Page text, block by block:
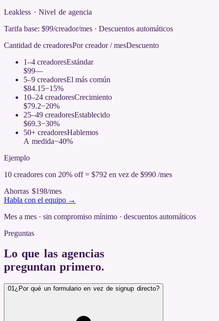
Leakless · Nivel de agencia
Tarifa base: $99/creador/mes · Descuentos automáticos
Cantidad de creadoresPor creador / mesDescuento
1–4 creadoresEstándar
$99—
5–9 creadoresEl más común
$84.15−15%
10–24 creadoresCrecimiento
$79.2−20%
25–49 creadoresEstablecido
$69.3−30%
50+ creadoresHablemos
A medida−40%
Ejemplo
10 creadores con 20% off = $792 en vez de $990 /mes
Ahorras $198/mes
Habla con el equipo →
Mes a mes · sin compromiso mínimo · descuentos automáticos
Preguntas
Lo que las agencias
preguntan primero.
01¿Por qué un formulario en vez de signup directo?